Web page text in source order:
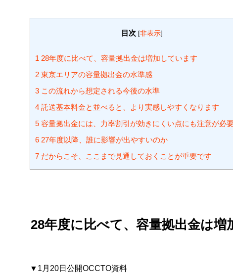
目次 [非表示]
1 28年度に比べて、容量拠出金は増加しています
2 東京エリアの容量拠出金の水準感
3 この流れから想定される今後の水準
4 託送基本料金と並べると、より実感しやすくなります
5 容量拠出金には、力率割引が効きにくい点にも注意が必
6 27年度以降、誰に影響が出やすいのか
7 だからこそ、ここまで見通しておくことが重要です
28年度に比べて、容量拠出金は増
▼1月20日公開OCCTO資料